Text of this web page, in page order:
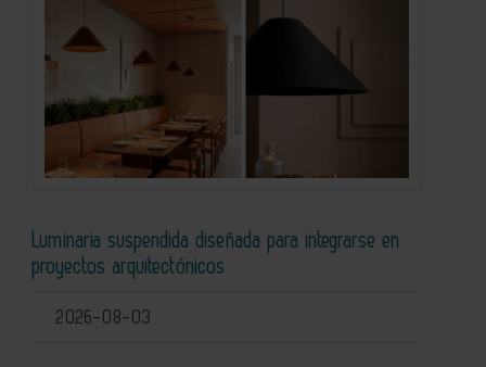
Luminaria suspendida diseñada para integrarse en
proyectos arquitectónicos
2026-08-03